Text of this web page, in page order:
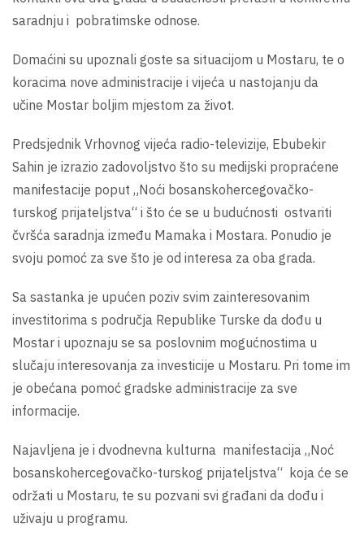
saradnju i pobratimske odnose.
Domaćini su upoznali goste sa situacijom u Mostaru, te o
koracima nove administracije i vijeća u nastojanju da
učine Mostar boljim mjestom za život.
Predsjednik Vrhovnog vijeća radio-televizije, Ebubekir
Sahin je izrazio zadovoljstvo što su medijski propraćene
manifestacije poput „Noći bosanskohercegovačko-
turskog prijateljstva“ i što će se u budućnosti ostvariti
čvršća saradnja između Mamaka i Mostara. Ponudio je
svoju pomoć za sve što je od interesa za oba grada.
Sa sastanka je upućen poziv svim zainteresovanim
investitorima s područja Republike Turske da dođu u
Mostar i upoznaju se sa poslovnim mogućnostima u
slučaju interesovanja za investicije u Mostaru. Pri tome im
je obećana pomoć gradske administracije za sve
informacije.
Najavljena je i dvodnevna kulturna manifestacija „Noć
bosanskohercegovačko-turskog prijateljstva“ koja će se
održati u Mostaru, te su pozvani svi građani da dođu i
uživaju u programu.